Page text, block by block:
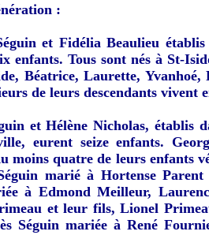
:
et Fidélia Beaulieu établis
enfants. Tous sont nés à St-
Béatrice, Laurette, Yvanhoé,
de leurs descendants vivent
et Hélène Nicholas, établis
eurent seize enfants.
moins quatre de leurs enfants
marié à Hortense
à Edmond Meilleur,
et leur fils, Lionel
Séguin mariée à René